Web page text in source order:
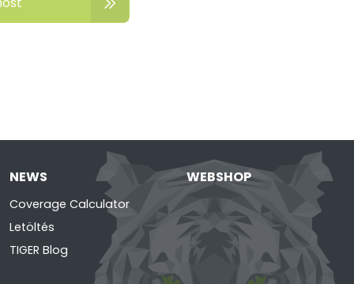
NEWS
Coverage Calculator
Letöltés
TIGER Blog
WEBSHOP